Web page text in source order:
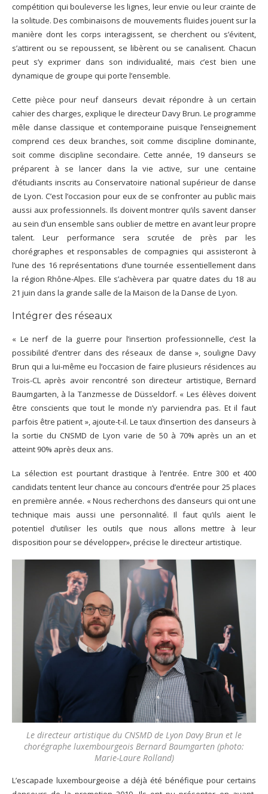
compétition qui bouleverse les lignes, leur envie ou leur crainte de
la solitude. Des combinaisons de mouvements fluides jouent sur la
manière dont les corps interagissent, se cherchent ou s’évitent,
s’attirent ou se repoussent, se libèrent ou se canalisent. Chacun
peut s’y exprimer dans son individualité, mais c’est bien une
dynamique de groupe qui porte l’ensemble.
Cette pièce pour neuf danseurs devait répondre à un certain
cahier des charges, explique le directeur Davy Brun. Le programme
mêle danse classique et contemporaine puisque l’enseignement
comprend ces deux branches, soit comme discipline dominante,
soit comme discipline secondaire. Cette année, 19 danseurs se
préparent à se lancer dans la vie active, sur une centaine
d’étudiants inscrits au Conservatoire national supérieur de danse
de Lyon. C’est l’occasion pour eux de se confronter au public mais
aussi aux professionnels. Ils doivent montrer qu’ils savent danser
au sein d’un ensemble sans oublier de mettre en avant leur propre
talent. Leur performance sera scrutée de près par les
chorégraphes et responsables de compagnies qui assisteront à
l’une des 16 représentations d’une tournée essentiellement dans
la région Rhône-Alpes. Elle s’achèvera par quatre dates du 18 au
21 juin dans la grande salle de la Maison de la Danse de Lyon.
Intégrer des réseaux
« Le nerf de la guerre pour l’insertion professionnelle, c’est la
possibilité d’entrer dans des réseaux de danse », souligne Davy
Brun qui a lui-même eu l’occasion de faire plusieurs résidences au
Trois-CL après avoir rencontré son directeur artistique, Bernard
Baumgarten, à la Tanzmesse de Düsseldorf. « Les élèves doivent
être conscients que tout le monde n’y parviendra pas. Et il faut
parfois être patient », ajoute-t-il. Le taux d’insertion des danseurs à
la sortie du CNSMD de Lyon varie de 50 à 70% après un an et
atteint 90% après deux ans.
La sélection est pourtant drastique à l’entrée. Entre 300 et 400
candidats tentent leur chance au concours d’entrée pour 25 places
en première année. « Nous recherchons des danseurs qui ont une
technique mais aussi une personnalité. Il faut qu’ils aient le
potentiel d’utiliser les outils que nous allons mettre à leur
disposition pour se développer», précise le directeur artistique.
Le directeur artistique du CNSMD de Lyon Davy Brun et le
chorégraphe luxembourgeois Bernard Baumgarten (photo:
Marie-Laure Rolland)
L’escapade luxembourgeoise a déjà été bénéfique pour certains